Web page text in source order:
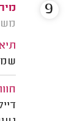
משוב:
9